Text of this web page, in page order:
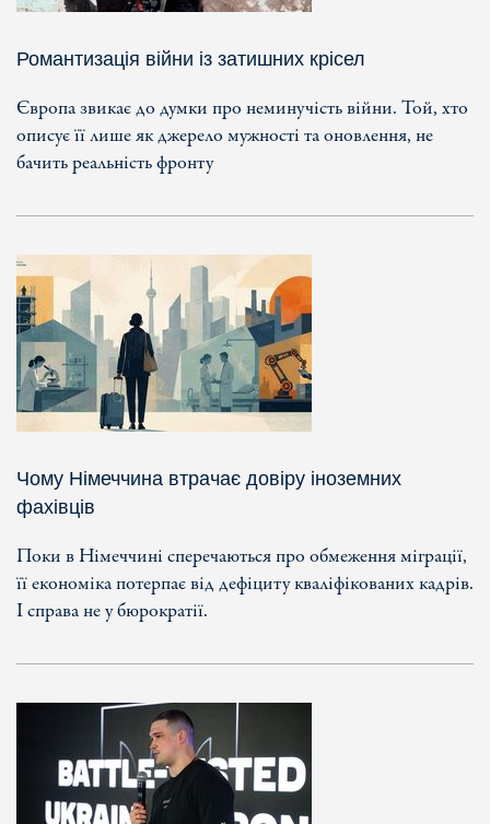
Романтизація війни із затишних крісел
Європа звикає до думки про неминучість війни. Той, хто
описує її лише як джерело мужності та оновлення, не
бачить реальність фронту
Чому Німеччина втрачає довіру іноземних
фахівців
Поки в Німеччині сперечаються про обмеження міграції,
її економіка потерпає від дефіциту кваліфікованих кадрів.
І справа не у бюрократії.